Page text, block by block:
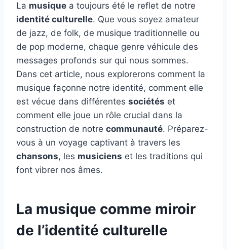
La musique a toujours été le reflet de notre
identité culturelle. Que vous soyez amateur
de jazz, de folk, de musique traditionnelle ou
de pop moderne, chaque genre véhicule des
messages profonds sur qui nous sommes.
Dans cet article, nous explorerons comment la
musique façonne notre identité, comment elle
est vécue dans différentes sociétés et
comment elle joue un rôle crucial dans la
construction de notre communauté. Préparez-
vous à un voyage captivant à travers les
chansons, les musiciens et les traditions qui
font vibrer nos âmes.
La musique comme miroir
de l’identité culturelle